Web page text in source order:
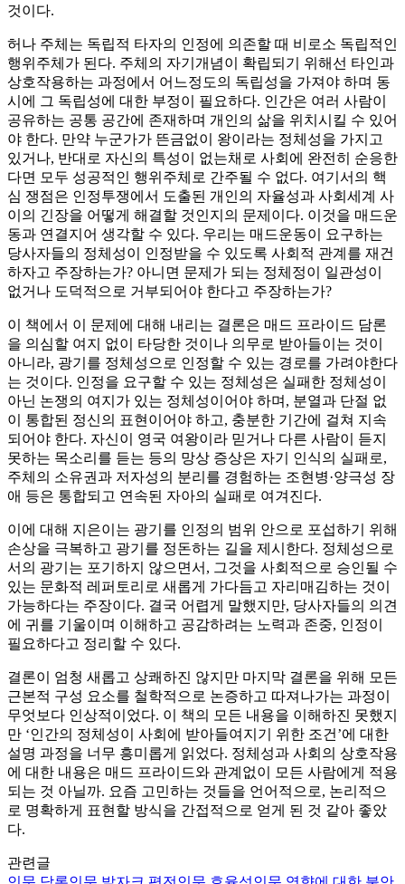
것이다.
허나 주체는 독립적 타자의 인정에 의존할 때 비로소 독립적인
행위주체가 된다. 주체의 자기개념이 확립되기 위해선 타인과
상호작용하는 과정에서 어느정도의 독립성을 가져야 하며 동
시에 그 독립성에 대한 부정이 필요하다. 인간은 여러 사람이
공유하는 공통 공간에 존재하며 개인의 삶을 위치시킬 수 있어
야 한다. 만약 누군가가 뜬금없이 왕이라는 정체성을 가지고
있거나, 반대로 자신의 특성이 없는채로 사회에 완전히 순응한
다면 모두 성공적인 행위주체로 간주될 수 없다. 여기서의 핵
심 쟁점은 인정투쟁에서 도출된 개인의 자율성과 사회세계 사
이의 긴장을 어떻게 해결할 것인지의 문제이다. 이것을 매드운
동과 연결지어 생각할 수 있다. 우리는 매드운동이 요구하는
당사자들의 정체성이 인정받을 수 있도록 사회적 관계를 재건
하자고 주장하는가? 아니면 문제가 되는 정체정이 일관성이
없거나 도덕적으로 거부되어야 한다고 주장하는가?
이 책에서 이 문제에 대해 내리는 결론은 매드 프라이드 담론
을 의심할 여지 없이 타당한 것이나 의무로 받아들이는 것이
아니라, 광기를 정체성으로 인정할 수 있는 경로를 가려야한다
는 것이다. 인정을 요구할 수 있는 정체성은 실패한 정체성이
아닌 논쟁의 여지가 있는 정체성이어야 하며, 분열과 단절 없
이 통합된 정신의 표현이어야 하고, 충분한 기간에 걸쳐 지속
되어야 한다. 자신이 영국 여왕이라 믿거나 다른 사람이 듣지
못하는 목소리를 듣는 등의 망상 증상은 자기 인식의 실패로,
주체의 소유권과 저자성의 분리를 경험하는 조현병·양극성 장
애 등은 통합되고 연속된 자아의 실패로 여겨진다.
이에 대해 지은이는 광기를 인정의 범위 안으로 포섭하기 위해
손상을 극복하고 광기를 정돈하는 길을 제시한다. 정체성으로
서의 광기는 포기하지 않으면서, 그것을 사회적으로 승인될 수
있는 문화적 레퍼토리로 새롭게 가다듬고 자리매김하는 것이
가능하다는 주장이다. 결국 어렵게 말했지만, 당사자들의 의견
에 귀를 기울이며 이해하고 공감하려는 노력과 존중, 인정이
필요하다고 정리할 수 있다.
결론이 엄청 새롭고 상쾌하진 않지만 마지막 결론을 위해 모든
근본적 구성 요소를 철학적으로 논증하고 따져나가는 과정이
무엇보다 인상적이었다. 이 책의 모든 내용을 이해하진 못했지
만 ‘인간의 정체성이 사회에 받아들여지기 위한 조건’에 대한
설명 과정을 너무 흥미롭게 읽었다. 정체성과 사회의 상호작용
에 대한 내용은 매드 프라이드와 관계없이 모든 사람에게 적용
되는 것 아닐까. 요즘 고민하는 것들을 언어적으로, 논리적으
로 명확하게 표현할 방식을 간접적으로 얻게 된 것 같아 좋았
다.
관련글